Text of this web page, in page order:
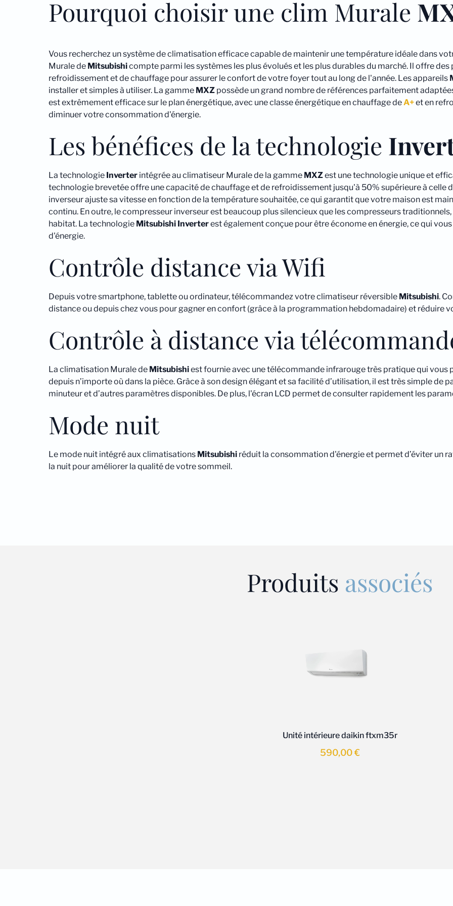
Pourquoi choisir une clim Murale
Vous recherchez un système de climatisation efficace capable de maintenir une température idéale dans
Murale de Mitsubishicompte parmi les systèmes les plus évolués et les plus durables du marché. Il offre
refroidissement et de chauffage pour assurer le confort de votre foyer tout au long de l'année. Les appareils
installer et simples à utiliser. La gamme MXZ possède un grand nombre de références parfaitement
est extrêmement efficace sur le plan énergétique, avec une classe énergétique en chauffage deA+et en
diminuer votre consommation d'énergie.
Les bénéfices de la technologie
La technologie Inverter intégrée au climatiseur Murale de la gamme MXZest une technologie unique et
technologie brevetée offre une capacité de chauffage et de refroidissement jusqu'à 50% supérieure à celle
inverseur ajuste sa vitesse en fonction de la température souhaitée, ce qui garantit que votre maison est
continu. En outre, le compresseur inverseur est beaucoup plus silencieux que les compresseurs
habitat. La technologie Mitsubishi Inverterest également conçue pour être économe en énergie, ce qui
d'énergie.
Contrôle distance via Wifi
Depuis votre smartphone, tablette ou ordinateur, télécommandez votre climatiseur réversible Mitsubishi.
distance ou depuis chez vous pour gagner en confort (grâce à la programmation hebdomadaire) et réduire
Contrôle à distance via
La climatisation Murale de Mitsubishiest fournie avec une télécommande infrarouge très pratique qui
depuis n’importe où dans la pièce. Grâce à son design élégant et sa facilité d’utilisation, il est très simple de
minuteur et d’autres paramètres disponibles. De plus, l'écran LCD permet de consulter rapidement les
Mode nuit
Le mode nuit intégré aux climatisations Mitsubishi réduit la consommation d'énergie et permet d’éviter un
la nuit pour améliorer la qualité de votre sommeil.
Produits associés
Unité intérieure daikin ftxm35r
590,00€